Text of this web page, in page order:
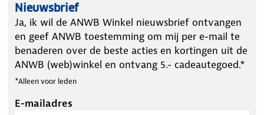
Nieuwsbrief
Ja, ik wil de ANWB Winkel nieuwsbrief ontvangen
en geef ANWB toestemming om mij per e-mail te
benaderen over de beste acties en kortingen uit de
ANWB (web)winkel en ontvang 5.- cadeautegoed.*
*Alleen voor leden
E-mailadres